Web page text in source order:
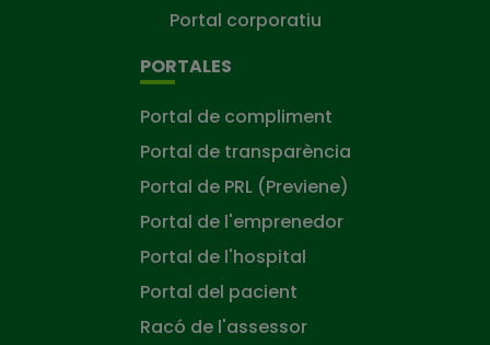
Portal corporatiu
PORTALES
Portal de compliment
Portal de transparència
Portal de PRL (Previene)
Portal de l'emprenedor
Portal de l'hospital
Portal del pacient
Racó de l'assessor